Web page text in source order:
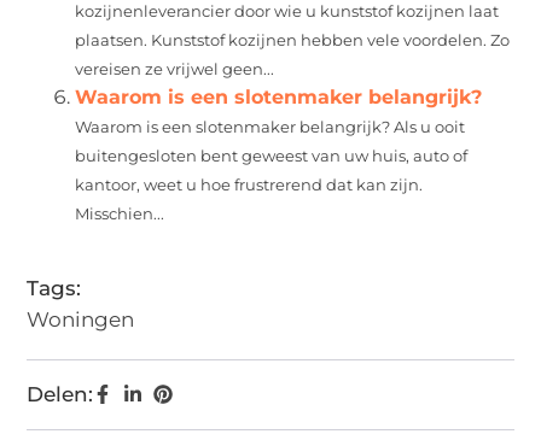
kozijnenleverancier door wie u kunststof kozijnen laat
plaatsen. Kunststof kozijnen hebben vele voordelen. Zo
vereisen ze vrijwel geen...
Waarom is een slotenmaker belangrijk?
Waarom is een slotenmaker belangrijk? Als u ooit
buitengesloten bent geweest van uw huis, auto of
kantoor, weet u hoe frustrerend dat kan zijn.
Misschien...
Tags:
Woningen
Delen: